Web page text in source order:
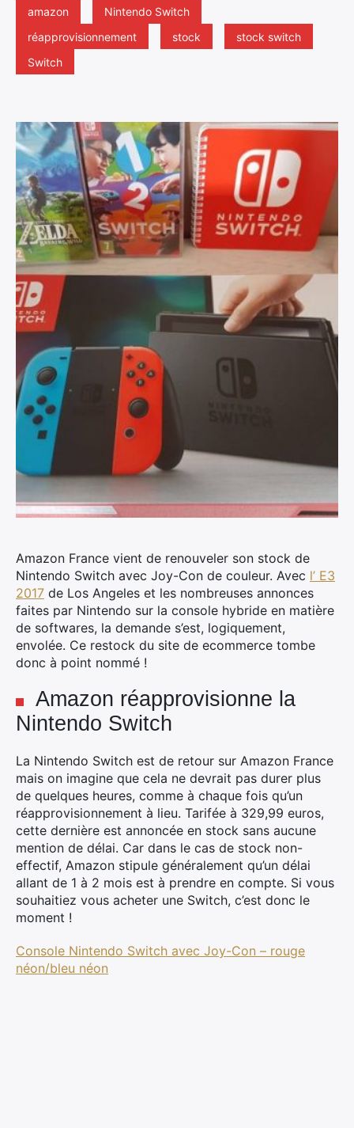
amazon
Nintendo Switch
réapprovisionnement
stock
stock switch
Switch
Amazon France vient de renouveler son stock de
Nintendo Switch avec Joy-Con de couleur. Avec l’ E3
2017 de Los Angeles et les nombreuses annonces
faites par Nintendo sur la console hybride en matière
de softwares, la demande s’est, logiquement,
envolée. Ce restock du site de ecommerce tombe
donc à point nommé !
Amazon réapprovisionne la
Nintendo Switch
La Nintendo Switch est de retour sur Amazon France
mais on imagine que cela ne devrait pas durer plus
de quelques heures, comme à chaque fois qu’un
réapprovisionnement à lieu. Tarifée à 329,99 euros,
cette dernière est annoncée en stock sans aucune
mention de délai. Car dans le cas de stock non-
effectif, Amazon stipule généralement qu’un délai
allant de 1 à 2 mois est à prendre en compte. Si vous
souhaitiez vous acheter une Switch, c’est donc le
moment !
Console Nintendo Switch avec Joy-Con – rouge
néon/bleu néon